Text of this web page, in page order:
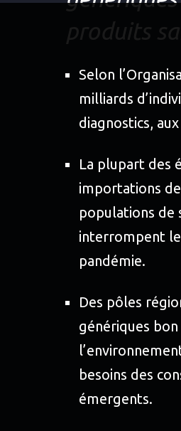
produits
Selon
milliards
diagnostics,
La plupart des
importations
populations de
interrompent
pandémie.
Des pôles
génériques
besoins des
émergents.